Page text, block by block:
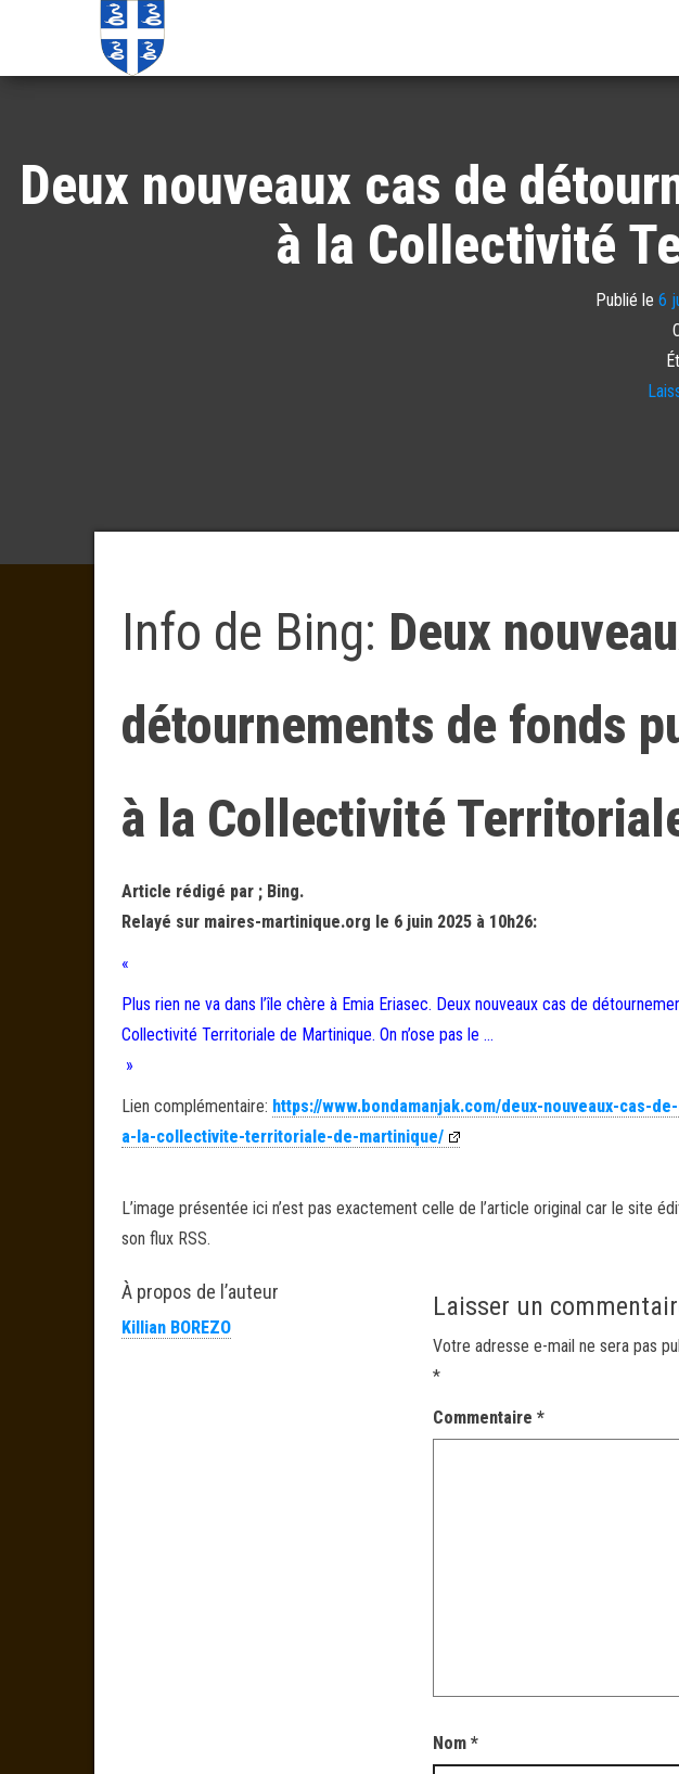
Deux nouveaux cas de
à la Collectivité
Publié le 6
Info de Bing: Deux
détournements de fonds
à la Collectivité
Article rédigé par ; Bing.
Relayé sur maires-martinique.org le 6 juin 2025 à 10h26:
«
Plus rien ne va dans l’île chère à Emia Eriasec. Deux nouveaux cas de
Collectivité Territoriale de Martinique. On n’ose pas le …
»
Lien complémentaire: https://www.bondamanjak.com/deux-nouveaux-cas-
a-la-collectivite-territoriale-de-martinique/
L’image présentée ici n’est pas exactement celle de l’article original car le site
son flux RSS.
À propos de l’auteur
Killian BOREZO
Laisser un
Votre adresse e-mail ne sera pas
*
Commentaire*
Nom*